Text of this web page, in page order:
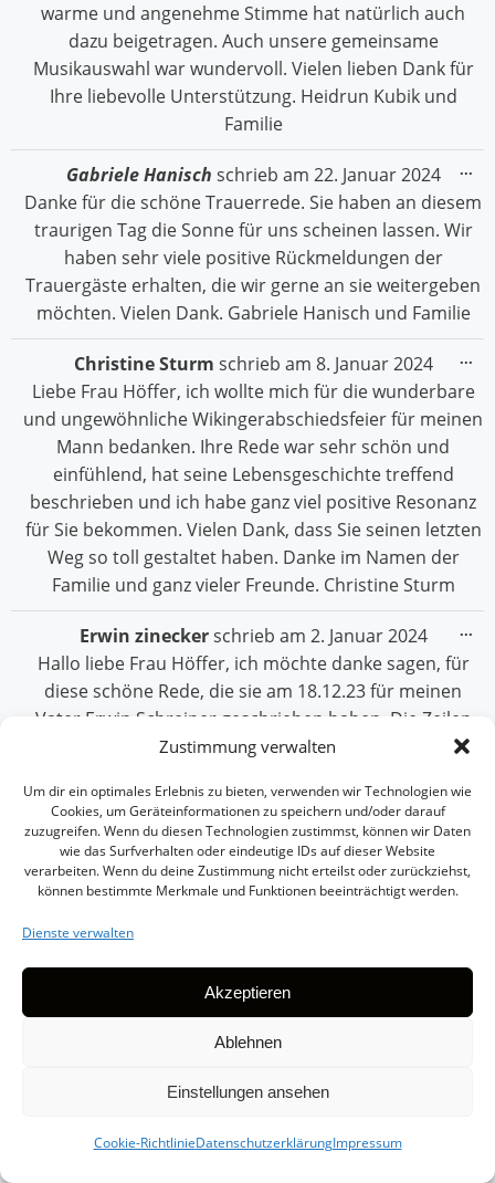
Zustimmung verwalten
Um dir ein optimales Erlebnis zu bieten, verwenden wir Technologien wie
Cookies, um Geräteinformationen zu speichern und/oder darauf
zuzugreifen. Wenn du diesen Technologien zustimmst, können wir Daten
wie das Surfverhalten oder eindeutige IDs auf dieser Website
verarbeiten. Wenn du deine Zustimmung nicht erteilst oder zurückziehst,
können bestimmte Merkmale und Funktionen beeinträchtigt werden.
Dienste verwalten
Akzeptieren
Ablehnen
Einstellungen ansehen
Cookie-RichtlinieDatenschutzerklärungImpressum
warme und angenehme Stimme hat natürlich auch
dazu beigetragen. Auch unsere gemeinsame
Musikauswahl war wundervoll. Vielen lieben Dank für
Ihre liebevolle Unterstützung. Heidrun Kubik und
Familie
Gabriele Hanisch schrieb am 22. Januar 2024
Danke für die schöne Trauerrede. Sie haben an diesem
traurigen Tag die Sonne für uns scheinen lassen. Wir
haben sehr viele positive Rückmeldungen der
Trauergäste erhalten, die wir gerne an sie weitergeben
möchten. Vielen Dank. Gabriele Hanisch und Familie
...
Christine Sturm schrieb am 8. Januar 2024
Liebe Frau Höffer, ich wollte mich für die wunderbare
und ungewöhnliche Wikingerabschiedsfeier für meinen
Mann bedanken. Ihre Rede war sehr schön und
einfühlend, hat seine Lebensgeschichte treffend
beschrieben und ich habe ganz viel positive Resonanz
für Sie bekommen. Vielen Dank, dass Sie seinen letzten
Weg so toll gestaltet haben. Danke im Namen der
Familie und ganz vieler Freunde. Christine Sturm
...
Erwin zineckerschrieb am 2. Januar 2024
Hallo liebe Frau Höffer, ich möchte danke sagen, für
diese schöne Rede, die sie am 18.12.23 für meinen
Vater Erwin Schreiner geschrieben haben. Die Zeilen
hier sind begrenzt, deshalb kann man es nicht in
Lebens-Truhe meines Vaters konnte man nicht besser
darstellen. LG Erwin Zinecker
...
Alexander Kochschrieb am21. Dezember 2023
Trauerrede bei der Beerdigung meiner Mutter. Vielen
Dank auch dafür, dass Sie die ganzen kleinen
Geschichten und Anekdoten aus dem Vorgespräch so
passend in die Rede integriert haben. Ich werde Sie auf
jeden Fall weiterempfehlen! Liebe Grüße, Alexander
...
Wir hatten Frau Höffer als Trauerrednerin für meine